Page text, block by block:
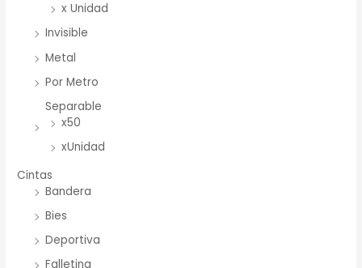
x Unidad
Invisible
Metal
Por Metro
Separable
x50
xUnidad
Cintas
Bandera
Bies
Deportiva
Falletina